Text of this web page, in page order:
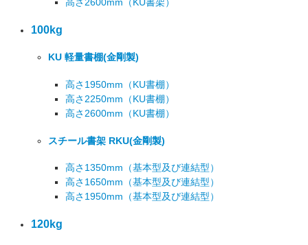
高さ2600mm （KU書架）
100kg
KU 軽量書棚(金剛製)
高さ1950mm （KU書棚）
高さ2250mm （KU書棚）
高さ2600mm （KU書棚）
スチール書架 RKU(金剛製)
高さ1350mm （基本型及び連結型）
高さ1650mm （基本型及び連結型）
高さ1950mm （基本型及び連結型）
120kg